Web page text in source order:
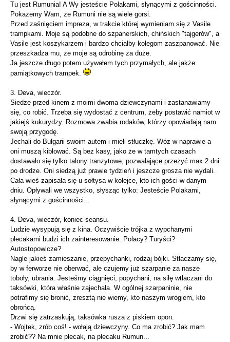
Tu jest Rumunia! A Wy jesteście Polakami, słynącymi z gościnności.
Pokażemy Wam, że Rumuni nie są wiele gorsi.
Przed zaśnięciem impreza, w trakcie której wymieniam się z Vasile
trampkami. Moje są podobne do szpanerskich, chińskich "tajgerów", a
Vasile jest koszykarzem i bardzo chciałby kolegom zaszpanować. Nie
przeszkadza mu, że moje są odrobinę za duże.
Ja jeszcze długo potem używałem tych przymałych, ale jakże
pamiątkowych trampek.
3. Deva, wieczór.
Siedzę przed kinem z moimi dwoma dziewczynami i zastanawiamy
się, co robić. Trzeba się wydostać z centrum, żeby postawić namiot w
jakiejś kukurydzy. Rozmowa zwabia rodaków, którzy opowiadają nam
swoją przygodę.
Jechali do Bułgarii swoim autem i mieli stłuczkę. Wóz w naprawie a
oni muszą kiblować. Są bez kasy, jako że w tamtych czasach
dostawało się tylko talony tranzytowe, pozwalające przeżyć max 2 dni
po drodze. Oni siedzą już prawie tydzień i jeszcze grosza nie wydali.
Cała wieś zapisała się u sołtysa w kolejce, kto ich gości w danym
dniu. Opływali we wszystko, słysząc tylko: Jesteście Polakami,
słynącymi z gościnności...
4. Deva, wieczór, koniec seansu.
Ludzie wysypują się z kina. Oczywiście trójka z wypchanymi
plecakami budzi ich zainteresowanie. Polacy? Turyści?
Autostopowicze?
Nagle jakieś zamieszanie, przepychanki, rodzaj bójki. Stłaczamy się,
by w ferworze nie oberwać, ale czujemy już szarpanie za nasze
toboły, ubrania. Jesteśmy ciągnięci, popychani, na siłę wtłaczani do
taksówki, która właśnie zajechała. W ogólnej szarpaninie, nie
potrafimy się bronić, zresztą nie wiemy, kto naszym wrogiem, kto
obrońcą.
Drzwi się zatrzaskują, taksówka rusza z piskiem opon.
- Wojtek, zrób coś! - wołają dziewczyny. Co ma zrobić? Jak mam
zrobić?? Na mnie plecak, na plecaku Rumun...